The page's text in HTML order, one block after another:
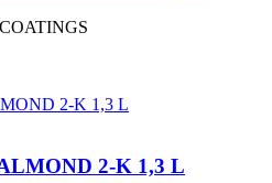
2-K 1,3 L